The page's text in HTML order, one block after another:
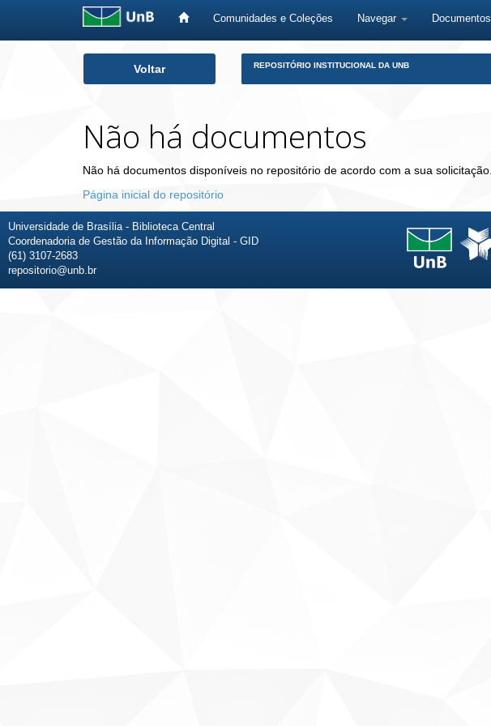
Comunidades e Coleções Navegar Documentos
Voltar REPOSITÓRIO INSTITUCIONAL DA UNB
Não há documentos
Não há documentos disponíveis no repositório de acordo com a sua solicitação.
Página inicial do repositório
Universidade de Brasília - Biblioteca Central
Coordenadoria de Gestão da Informação Digital - GID
(61) 3107-2683
repositorio@unb.br